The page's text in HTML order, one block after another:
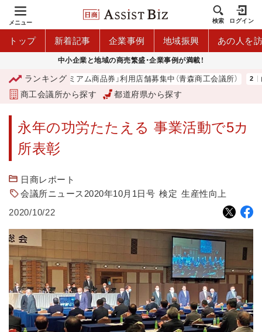
メニュー 検索 ログイン
トップ 新着記事 企業事例 地域振興 あの人を
中小企業と地域の商売繁盛・企業事例が満載！
ランキング
「青森市プレミアム商品券」利用店舗募集中（青森商工会議所）
商工会議所から探す 都道府県から探す
永年の功労たたえる 事業活動で5カ
所表彰
日商レポート
会議所ニュース2020年10月1日号 検定 生産性向上
2020/10/22